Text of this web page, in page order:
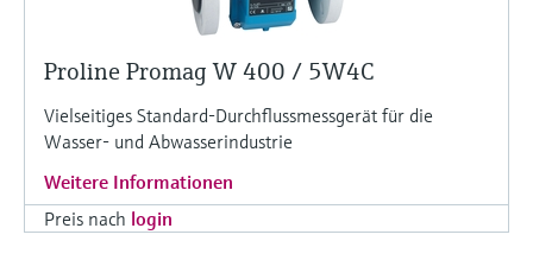
Proline Promag W 400 / 5W4C
Vielseitiges Standard-Durchflussmessgerät für die
Wasser- und Abwasserindustrie
Weitere Informationen
Preis nach login